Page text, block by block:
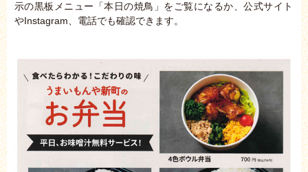
示の黒板メニュー「本日の焼鳥」をご覧になるか、公式サイト
やInstagram、電話でも確認できます。